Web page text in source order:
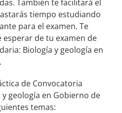
También te facilitará el
tiempo estudiando
para el examen. Te
esperar de tu examen de
Biología y geología en
de Convocatoria
geología en Gobierno de
temas: